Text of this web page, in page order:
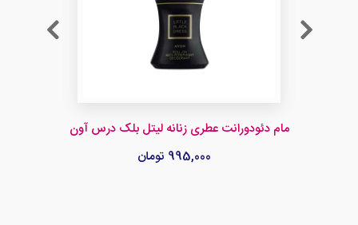
مام دئودورانت عطری زنانه لیتل بلک درس آون
995,000 تومان